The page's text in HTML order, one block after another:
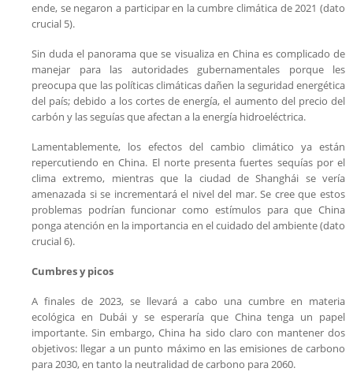
ende, se negaron a participar en la cumbre climática de 2021 (dato
crucial 5).
Sin duda el panorama que se visualiza en China es complicado de
manejar para las autoridades gubernamentales porque les
preocupa que las políticas climáticas dañen la seguridad energética
del país; debido a los cortes de energía, el aumento del precio del
carbón y las seguías que afectan a la energía hidroeléctrica.
Lamentablemente, los efectos del cambio climático ya están
repercutiendo en China. El norte presenta fuertes sequías por el
clima extremo, mientras que la ciudad de Shanghái se vería
amenazada si se incrementará el nivel del mar. Se cree que estos
problemas podrían funcionar como estímulos para que China
ponga atención en la importancia en el cuidado del ambiente (dato
crucial 6).
Cumbres y picos
A finales de 2023, se llevará a cabo una cumbre en materia
ecológica en Dubái y se esperaría que China tenga un papel
importante. Sin embargo, China ha sido claro con mantener dos
objetivos: llegar a un punto máximo en las emisiones de carbono
para 2030, en tanto la neutralidad de carbono para 2060.